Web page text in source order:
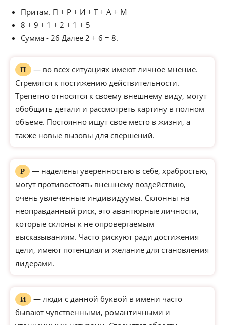
Притам. П + Р + И + Т + А + М
8 + 9 + 1 + 2 + 1 + 5
Сумма - 26 Далее 2 + 6 = 8.
П
— во всех ситуациях имеют личное мнение.
Стремятся к постижению действительности.
Трепетно относятся к своему внешнему виду, могут
обобщить детали и рассмотреть картину в полном
объёме. Постоянно ищут свое место в жизни, а
также новые вызовы для свершений.
Р
— наделены уверенностью в себе, храбростью,
могут противостоять внешнему воздействию,
очень увлеченные индивидуумы. Склонны на
неоправданный риск, это авантюрные личности,
которые склоны к не опровергаемым
высказываниям. Часто рискуют ради достижения
цели, имеют потенциал и желание для становления
лидерами.
И
— люди с данной буквой в имени часто
бывают чувственными, романтичными и